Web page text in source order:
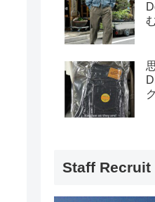
Staff Recruit